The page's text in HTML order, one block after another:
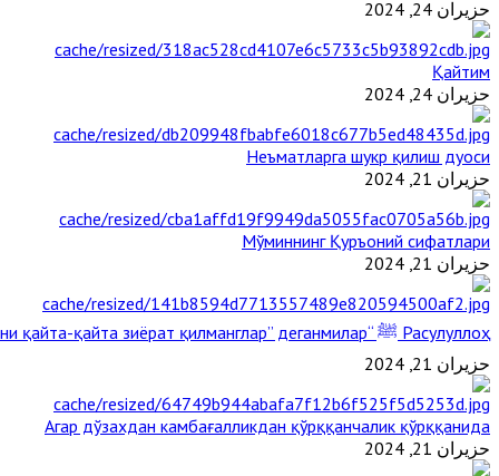
حزيران 24, 2024
Қайтим
حزيران 24, 2024
Неъматларга шукр қилиш дуоси
حزيران 21, 2024
Мўминнинг Қуръоний сифатлари
حزيران 21, 2024
Расулуллоҳ ﷺ “Қабримни қайта-қайта зиёрат қилманглар” деганмилар?
حزيران 21, 2024
Агар дўзахдан камбағалликдан қўрққанчалик қўрққанида
حزيران 21, 2024